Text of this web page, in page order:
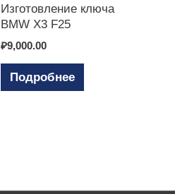
Изготовление ключа
BMW X3 F25
₽9,000.00
Подробнее